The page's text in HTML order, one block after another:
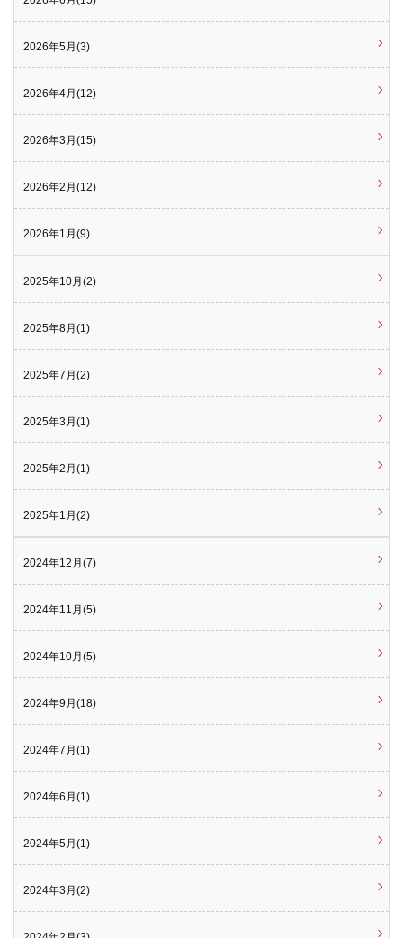
2026年5月(3)
2026年4月(12)
2026年3月(15)
2026年2月(12)
2026年1月(9)
2025年10月(2)
2025年8月(1)
2025年7月(2)
2025年3月(1)
2025年2月(1)
2025年1月(2)
2024年12月(7)
2024年11月(5)
2024年10月(5)
2024年9月(18)
2024年7月(1)
2024年6月(1)
2024年5月(1)
2024年3月(2)